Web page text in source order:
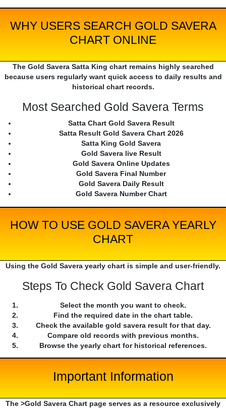
WHY USERS SEARCH GOLD SAVERA
CHART ONLINE
The Gold Savera Satta King chart remains highly searched
because users regularly want quick access to daily results and
historical chart records.
Most Searched Gold Savera Terms
Satta Chart Gold Savera Result
Satta Result Gold Savera Chart 2026
Satta King Gold Savera
Gold Savera live Result
Gold Savera Online Updates
Gold Savera Final Number
Gold Savera Daily Result
Gold Savera Number Chart
HOW TO USE GOLD SAVERA YEARLY
CHART
Using the Gold Savera yearly chart is simple and user-friendly.
Steps To Check Gold Savera Chart
Select the month you want to check.
Find the required date in the chart table.
Check the available gold savera result for that day.
Compare old records with previous months.
Browse the yearly chart for historical references.
Important Information
The >Gold Savera Chart page serves as a resource exclusively